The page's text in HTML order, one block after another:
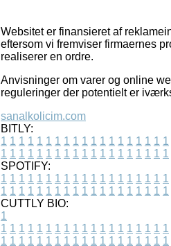
Websitet er finansieret af
eftersom vi fremviser firmaernes
realiserer en ordre.
Anvisninger om varer og online
reguleringer der potentielt er
sanalkolicim.com
BITLY:
1 1 1 1 1 1 1 1 1 1 1 1 1 1 1 1 1 1 1
1 1 1 1 1 1 1 1 1 1 1 1 1 1 1 1 1 1 1
SPOTIFY:
1 1 1 1 1 1 1 1 1 1 1 1 1 1 1 1 1 1 1
1 1 1 1 1 1 1 1 1 1 1 1 1 1 1 1 1 1 1
CUTTLY BIO:
1
1 1 1 1 1 1 1 1 1 1 1 1 1 1 1 1 1 1 1
1 1 1 1 1 1 1 1 1 1 1 1 1 1 1 1 1 1 1